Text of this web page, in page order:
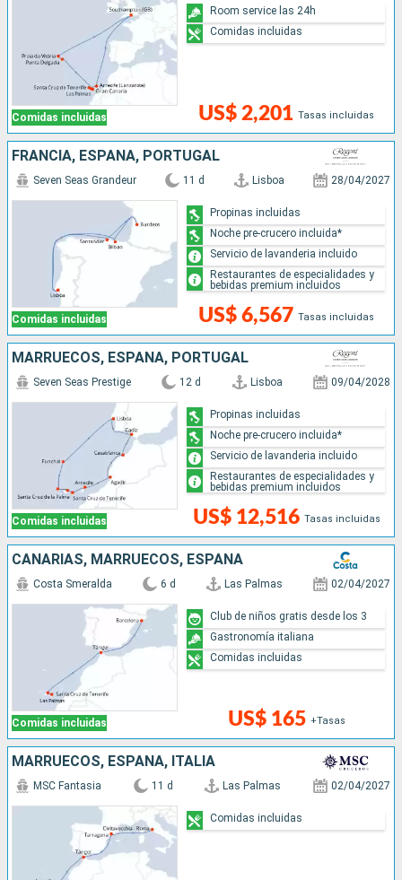
Comidas incluidas US$ 2,201 Tasas incluidas
Room service las 24h
Comidas incluidas
FRANCIA, ESPAÑA, PORTUGAL
Comidas incluidas
Seven Seas Grandeur 11 d Lisboa 28/04/2027
US$ 6,567 Tasas incluidas
Propinas incluidas
Noche pre-crucero incluida*
Servicio de lavanderia incluido
Restaurantes de especialidades y
bebidas premium incluidos
MARRUECOS, ESPAÑA, PORTUGAL
Comidas incluidas
Seven Seas Prestige 12 d Lisboa 09/04/2028
US$ 12,516 Tasas incluidas
Propinas incluidas
Noche pre-crucero incluida*
Servicio de lavanderia incluido
Restaurantes de especialidades y
bebidas premium incluidos
CANARIAS, MARRUECOS, ESPAÑA
Comidas incluidas
Costa Smeralda 6 d Las Palmas 02/04/2027
US$ 165 +Tasas
Club de niños gratis desde los 3
Gastronomía italiana
Comidas incluidas
MARRUECOS, ESPAÑA, ITALIA
MSC Fantasia 11 d Las Palmas 02/04/2027
Comidas incluidas